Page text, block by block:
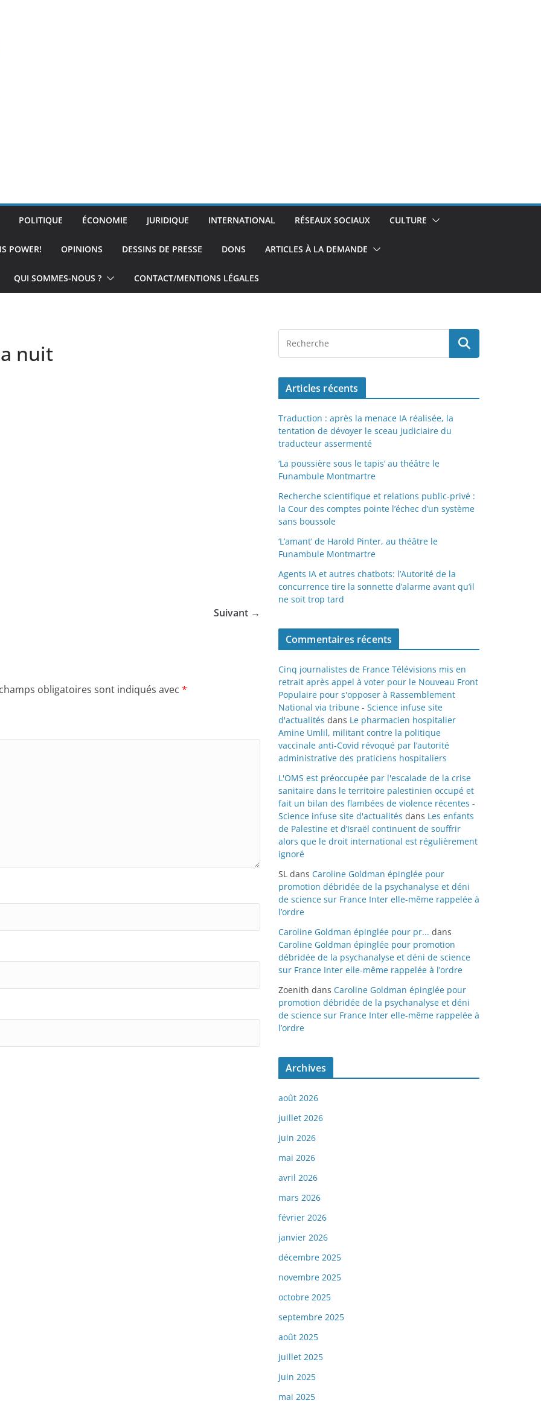
POLITIQUE ÉCONOMIE JURIDIQUE INTERNATIONAL RÉSEAUX SOCIAUX CULTURE
POWER! OPINIONS DESSINS DE PRESSE DONS ARTICLES À LA DEMANDE
QUI SOMMES-NOUS ? CONTACT/MENTIONS LÉGALES
nuit
Suivant →
obligatoires sont indiqués avec *
Articles récents
Traduction : après la menace IA réalisée, la
tentation de dévoyer le sceau judiciaire du
traducteur assermenté
‘La poussière sous le tapis’ au théâtre le
Funambule Montmartre
Recherche scientifique et relations public-privé :
la Cour des comptes pointe l’échec d’un système
sans boussole
‘L’amant’ de Harold Pinter, au théâtre le
Funambule Montmartre
Agents IA et autres chatbots: l’Autorité de la
concurrence tire la sonnette d’alarme avant qu’il
ne soit trop tard
Commentaires récents
Cinq journalistes de France Télévisions mis en
retrait après appel à voter pour le Nouveau Front
Populaire pour s'opposer à Rassemblement
National via tribune - Science infuse site
d'actualités dans Le pharmacien hospitalier
Amine Umlil, militant contre la politique
vaccinale anti-Covid révoqué par l’autorité
administrative des praticiens hospitaliers
L'OMS est préoccupée par l'escalade de la crise
sanitaire dans le territoire palestinien occupé et
fait un bilan des flambées de violence récentes -
Science infuse site d'actualités dans Les enfants
de Palestine et d’Israël continuent de souffrir
alors que le droit international est régulièrement
ignoré
SL dans Caroline Goldman épinglée pour
promotion débridée de la psychanalyse et déni
de science sur France Inter elle-même rappelée à
l’ordre
Caroline Goldman épinglée pour pr... dans
Caroline Goldman épinglée pour promotion
débridée de la psychanalyse et déni de science
sur France Inter elle-même rappelée à l’ordre
Zoenith dans Caroline Goldman épinglée pour
promotion débridée de la psychanalyse et déni
de science sur France Inter elle-même rappelée à
l’ordre
Archives
août 2026
juillet 2026
juin 2026
mai 2026
avril 2026
mars 2026
février 2026
janvier 2026
décembre 2025
novembre 2025
octobre 2025
septembre 2025
août 2025
juillet 2025
juin 2025
mai 2025